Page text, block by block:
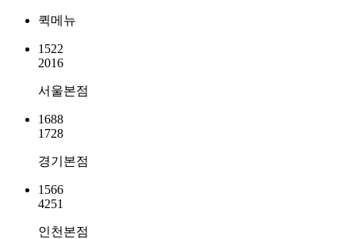
퀵메뉴
1522
2016
서울본점
1688
1728
경기본점
1566
4251
인천본점